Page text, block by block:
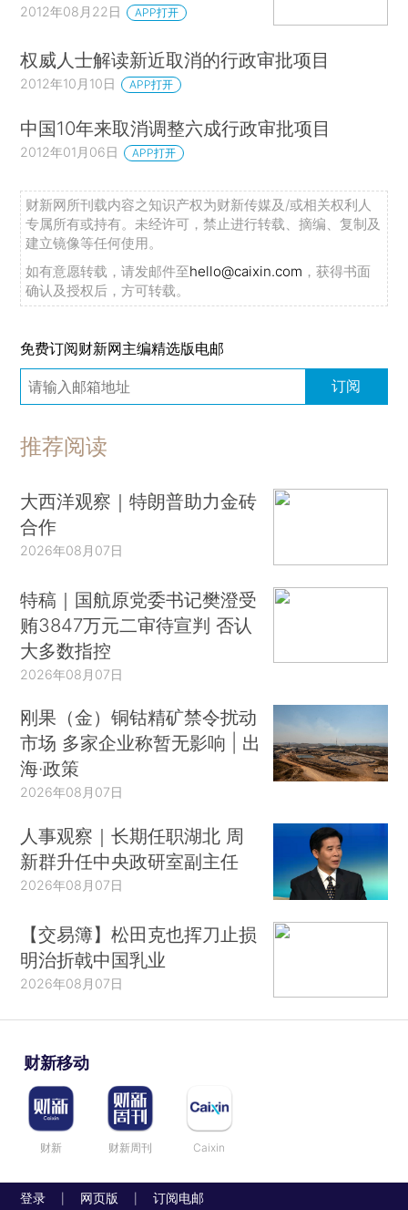
2012年08月22日 APP打开
权威人士解读新近取消的行政审批项目
2012年10月10日 APP打开
中国10年来取消调整六成行政审批项目
2012年01月06日 APP打开
财新网所刊载内容之知识产权为财新传媒及/或相关权利人
专属所有或持有。未经许可，禁止进行转载、摘编、复制及
建立镜像等任何使用。
如有意愿转载，请发邮件至hello@caixin.com ，获得书面
确认及授权后，方可转载。
免费订阅财新网主编精选版电邮
订阅
推荐阅读
大西洋观察｜特朗普助力金砖
合作
2026年08月07日
特稿｜国航原党委书记樊澄受
贿3847万元二审待宣判 否认
大多数指控
2026年08月07日
刚果（金）铜钴精矿禁令扰动
市场 多家企业称暂无影响 | 出
海·政策
2026年08月07日
人事观察｜长期任职湖北 周
新群升任中央政研室副主任
2026年08月07日
【交易簿】松田克也挥刀止损
明治折戟中国乳业
2026年08月07日
财新移动
财新 财新周刊 Caixin
登录 网页版 订阅电邮